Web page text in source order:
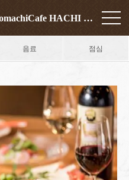
大人数宴会×貸切 muromachiCafe HACHI (ムロマチカフェハチ)
음료 점심